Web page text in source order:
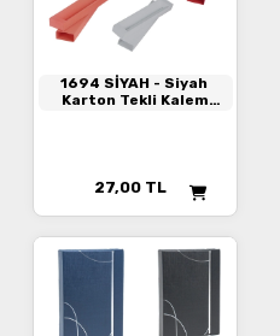
1694 SİYAH - Siyah
Karton Tekli Kalem
27,00 TL